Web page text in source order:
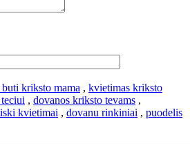
kriksto mama , kvietimas kriksto
, dovanos kriksto tevams ,
kvietimai , dovanu rinkiniai , puodelis